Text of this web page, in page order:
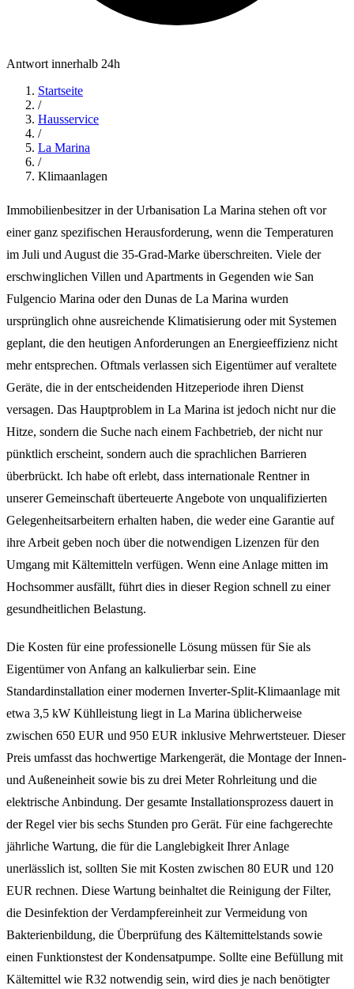
Antwort innerhalb 24h
Startseite
/
Hausservice
/
La Marina
/
Klimaanlagen
Immobilienbesitzer in der Urbanisation La Marina stehen oft vor
einer ganz spezifischen Herausforderung, wenn die Temperaturen
im Juli und August die 35-Grad-Marke überschreiten. Viele der
erschwinglichen Villen und Apartments in Gegenden wie San
Fulgencio Marina oder den Dunas de La Marina wurden
ursprünglich ohne ausreichende Klimatisierung oder mit Systemen
geplant, die den heutigen Anforderungen an Energieeffizienz nicht
mehr entsprechen. Oftmals verlassen sich Eigentümer auf veraltete
Geräte, die in der entscheidenden Hitzeperiode ihren Dienst
versagen. Das Hauptproblem in La Marina ist jedoch nicht nur die
Hitze, sondern die Suche nach einem Fachbetrieb, der nicht nur
pünktlich erscheint, sondern auch die sprachlichen Barrieren
überbrückt. Ich habe oft erlebt, dass internationale Rentner in
unserer Gemeinschaft überteuerte Angebote von unqualifizierten
Gelegenheitsarbeitern erhalten haben, die weder eine Garantie auf
ihre Arbeit geben noch über die notwendigen Lizenzen für den
Umgang mit Kältemitteln verfügen. Wenn eine Anlage mitten im
Hochsommer ausfällt, führt dies in dieser Region schnell zu einer
gesundheitlichen Belastung.
Die Kosten für eine professionelle Lösung müssen für Sie als
Eigentümer von Anfang an kalkulierbar sein. Eine
Standardinstallation einer modernen Inverter-Split-Klimaanlage mit
etwa 3,5 kW Kühlleistung liegt in La Marina üblicherweise
zwischen 650 EUR und 950 EUR inklusive Mehrwertsteuer. Dieser
Preis umfasst das hochwertige Markengerät, die Montage der Innen-
und Außeneinheit sowie bis zu drei Meter Rohrleitung und die
elektrische Anbindung. Der gesamte Installationsprozess dauert in
der Regel vier bis sechs Stunden pro Gerät. Für eine fachgerechte
jährliche Wartung, die für die Langlebigkeit Ihrer Anlage
unerlässlich ist, sollten Sie mit Kosten zwischen 80 EUR und 120
EUR rechnen. Diese Wartung beinhaltet die Reinigung der Filter,
die Desinfektion der Verdampfereinheit zur Vermeidung von
Bakterienbildung, die Überprüfung des Kältemittelstands sowie
einen Funktionstest der Kondensatpumpe. Sollte eine Befüllung mit
Kältemittel wie R32 notwendig sein, wird dies je nach benötigter